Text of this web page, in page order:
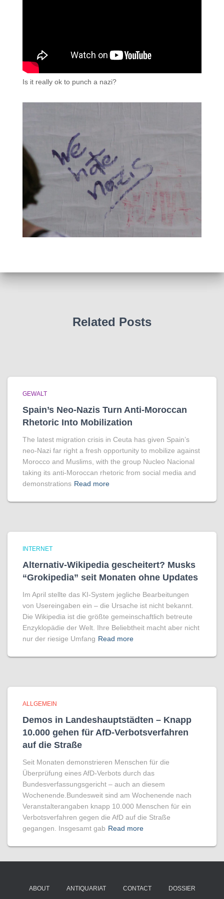
Is it really ok to punch a nazi?
Related Posts
GEWALT
Spain’s Neo-Nazis Turn Anti-Moroccan
Rhetoric Into Mobilization
The latest migration crisis in Ceuta has given Spain’s
neo-Nazi far right a fresh opportunity to mobilize against
Morocco and Muslims, with the group Nucleo Nacional
taking its anti-Moroccan rhetoric from social media and
demonstrations Read more
INTERNET
Alternativ-Wikipedia gescheitert? Musks
“Grokipedia” seit Monaten ohne Updates
Im April stellte das KI-System jegliche Bearbeitungen
von Usereingaben ein – die Ursache ist nicht bekannt.
Die Wikipedia ist die größte gemeinschaftlich betreute
Enzyklopädie der Welt. Ihre Beliebtheit macht aber nicht
nur der riesige Umfang Read more
ALLGEMEIN
Demos in Landeshauptstädten – Knapp
10.000 gehen für AfD-Verbotsverfahren
auf die Straße
Seit Monaten demonstrieren Menschen für die
Überprüfung eines AfD-Verbots durch das
Bundesverfassungsgericht – auch an diesem
Wochenende.Bundesweit sind am Wochenende nach
Veranstalterangaben knapp 10.000 Menschen für ein
Verbotsverfahren gegen die AfD auf die Straße
gegangen. Insgesamt gab Read more
ABOUT ANTIQUARIAT CONTACT DOSSIER